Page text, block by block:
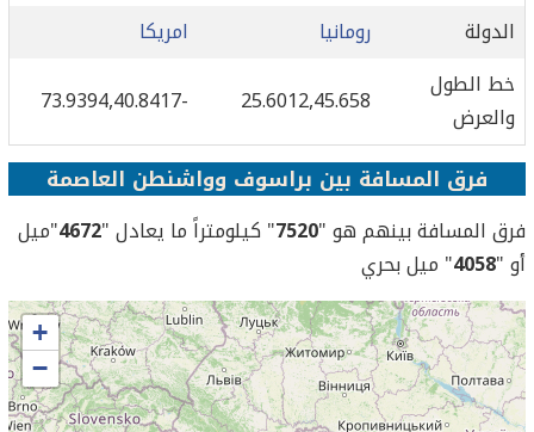
الدولة
رومانيا
امريكا
خط الطول
والعرض
25.6012,45.658
-73.9394,40.8417
فرق المسافة بين براسوف وواشنطن العاصمة
فرق المسافة بينهم هو "7520" كيلومتراً ما يعادل "4672"ميل
أو "4058" ميل بحري
+
−